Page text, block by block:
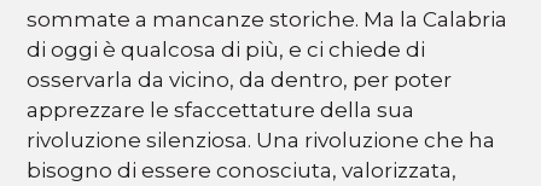
sommate a mancanze storiche. Ma la Calabria
di oggi è qualcosa di più, e ci chiede di
osservarla da vicino, da dentro, per poter
apprezzare le sfaccettature della sua
rivoluzione silenziosa. Una rivoluzione che ha
bisogno di essere conosciuta, valorizzata,